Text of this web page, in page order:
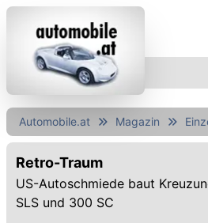
Automobile.at Magazin
Retro-Traum
US-Autoschmiede baut
SLS und 300 SC